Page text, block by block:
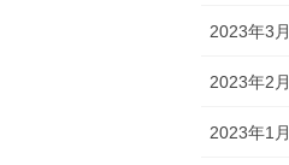
2023年3月
2023年2月
2023年1月